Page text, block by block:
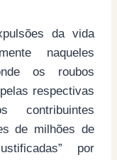
da vida
naqueles
os roubos
respectivas
contribuintes
de milhões de
por